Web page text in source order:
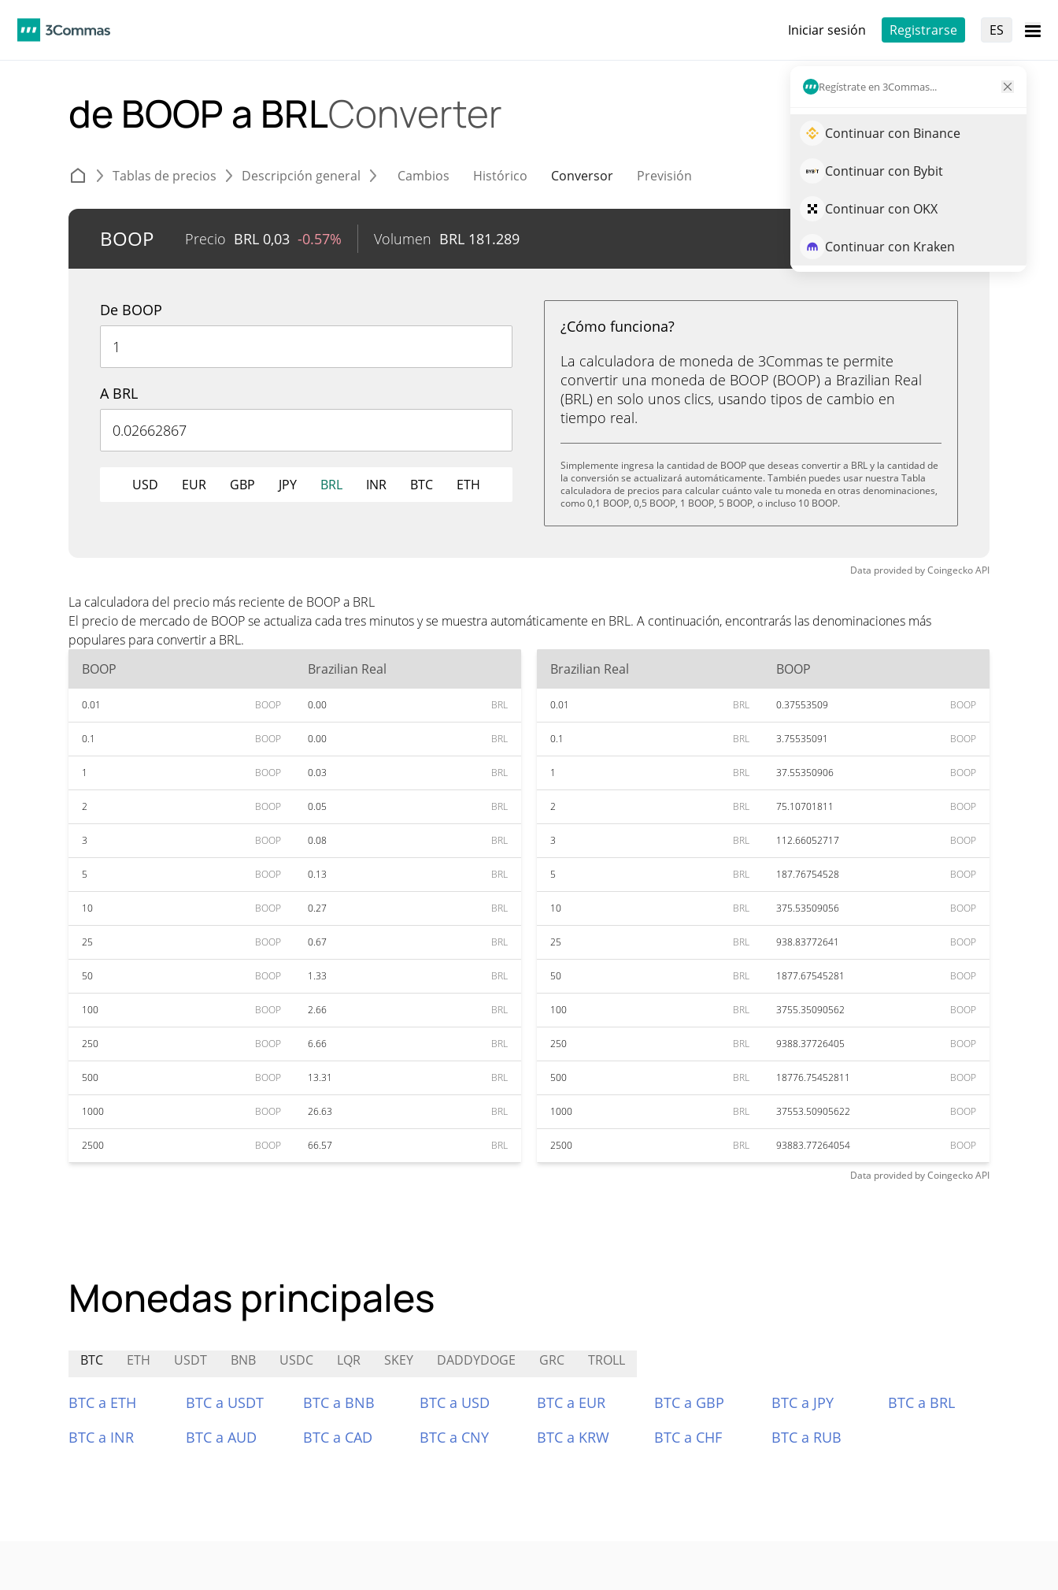
Iniciar sesión Registrarse ES
Regístrate en 3Commas...
Continuar con Binance
Continuar con Bybit
Continuar con OKX
Continuar con Kraken
de BOOP a BRLConverter
Tablas de precios Descripción general Cambios Histórico Conversor Previsión
BOOP Precio BRL 0,03 -0.57% Volumen BRL 181.289 Opera BOOP
De BOOP
A BRL
USD EUR GBP JPY BRL INR BTC ETH
¿Cómo funciona?
La calculadora de moneda de 3Commas te permite
convertir una moneda de BOOP (BOOP) a Brazilian Real
(BRL) en solo unos clics, usando tipos de cambio en
tiempo real.
Simplemente ingresa la cantidad de BOOP que deseas convertir a BRL y la cantidad de
la conversión se actualizará automáticamente. También puedes usar nuestra Tabla
calculadora de precios para calcular cuánto vale tu moneda en otras denominaciones,
como 0,1 BOOP, 0,5 BOOP, 1 BOOP, 5 BOOP, o incluso 10 BOOP.
Data provided byCoingeckoAPI
La calculadora del precio más reciente de BOOP a BRL
El precio de mercado de BOOP se actualiza cada tres minutos y se muestra automáticamente en BRL. A continuación, encontrarás las denominaciones más
populares para convertir a BRL.
BOOP
Brazilian Real
0.01 BOOP 0.00 BRL
0.1 BOOP 0.00 BRL
1 BOOP 0.03 BRL
2 BOOP 0.05 BRL
3 BOOP 0.08 BRL
5 BOOP 0.13 BRL
10 BOOP 0.27 BRL
25 BOOP 0.67 BRL
50 BOOP 1.33 BRL
100 BOOP 2.66 BRL
250 BOOP 6.66 BRL
500 BOOP 13.31 BRL
1000 BOOP 26.63 BRL
2500 BOOP 66.57 BRL
Brazilian Real BOOP
0.01 BRL 0.37553509 BOOP
0.1 BRL 3.75535091 BOOP
1 BRL 37.55350906 BOOP
2 BRL 75.10701811 BOOP
3 BRL 112.66052717 BOOP
5 BRL 187.76754528 BOOP
10 BRL 375.53509056 BOOP
25 BRL 938.83772641 BOOP
50 BRL 1877.67545281 BOOP
100 BRL 3755.35090562 BOOP
250 BRL 9388.37726405 BOOP
500 BRL 18776.75452811 BOOP
1000 BRL 37553.50905622 BOOP
2500 BRL 93883.77264054 BOOP
Data provided byCoingeckoAPI
Monedas principales
BTC ETH USDT BNB USDC LQR SKEY DADDYDOGE GRC TROLL
BTC a ETH BTC a USDT BTC a BNB BTC a USD BTC a EUR BTC a GBP BTC a JPY
BTC a BRL
BTC a INR
BTC a AUD BTC a CAD BTC a CNY BTC a KRW BTC a CHF BTC a RUB